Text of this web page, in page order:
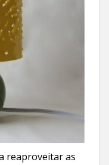
reaproveitar as